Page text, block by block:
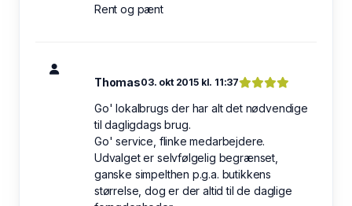
Rent og pænt
Thomas03. okt 2015 kl. 11:37
Go' lokalbrugs der har alt det nødvendige
til dagligdags brug.
Go' service, flinke medarbejdere.
Udvalget er selvfølgelig begrænset,
ganske simpelthen p.g.a. butikkens
størrelse, dog er der altid til de daglige